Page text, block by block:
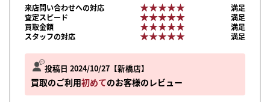
投稿日 2024/10/27 新橋店
買取のご利用初めてのお客様のレビュー
来店問い合わせへの対応 ★★★★★
★★★★★
満足
査定スピード
★★★★★
★★★★★
満足
買取金額
★★★★★
★★★★★
満足
スタッフの対応
★★★★★
★★★★★ 満足